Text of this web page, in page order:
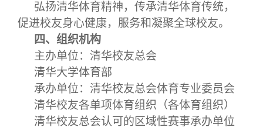
弘扬清华体育精神，传承清华体育传统，
促进校友身心健康，服务和凝聚全球校友。
四、组织机构
主办单位：清华校友总会
清华大学体育部
承办单位：清华校友总会体育专业委员会
清华校友各单项体育组织（各体育组织）
清华校友总会认可的区域性赛事承办单位